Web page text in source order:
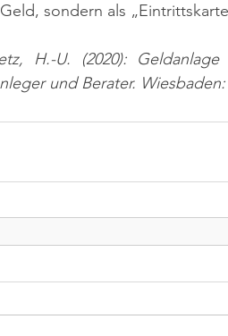
sondern als
H.-U. (2020):
und Berater.